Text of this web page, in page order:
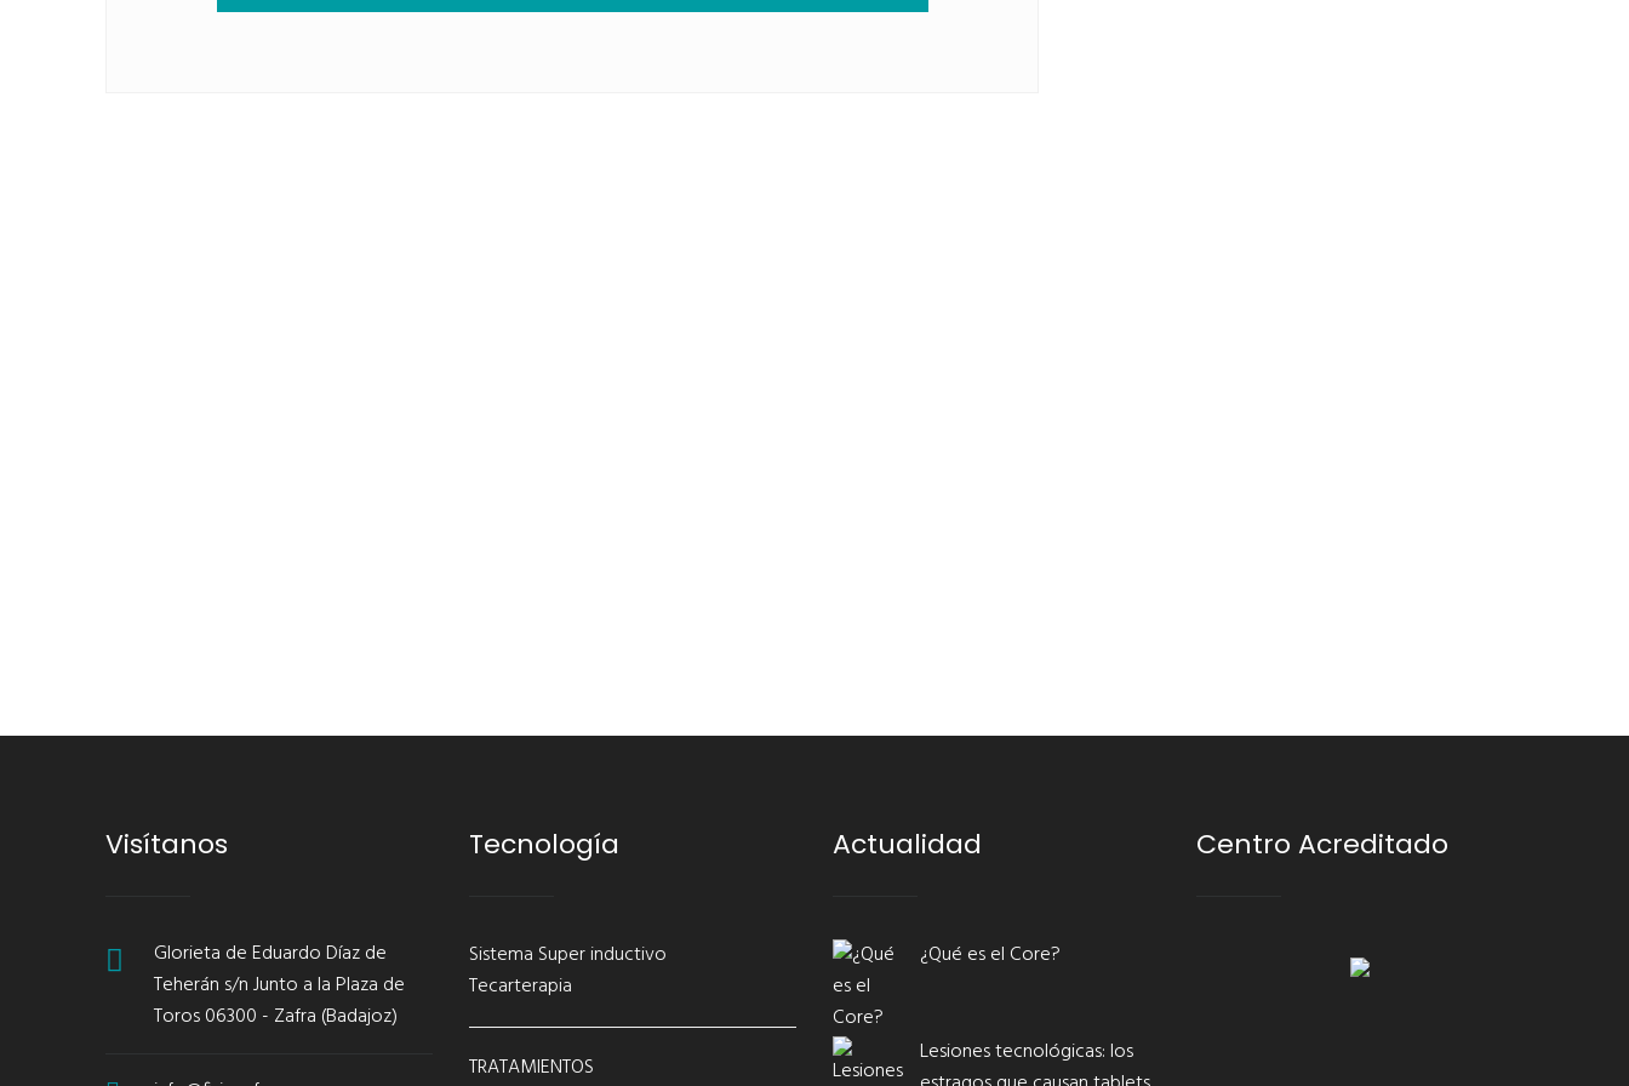
Visítanos
Glorieta de Eduardo Díaz de
Teherán s/n Junto a la Plaza de
Toros 06300 - Zafra (Badajoz)
Tecnología
Sistema Super inductivo
Tecarterapia
TRATAMIENTOS
Actualidad
¿Qué es el Core?
Lesiones tecnológicas: los
Centro Acreditado